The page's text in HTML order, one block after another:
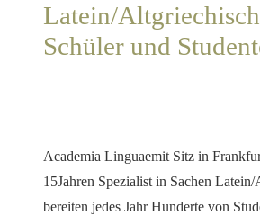
Latein/
Schüler und
Academia Linguaemit Sitz in
15Jahren Spezialist in Sachen
bereiten jedes Jahr Hunderte von